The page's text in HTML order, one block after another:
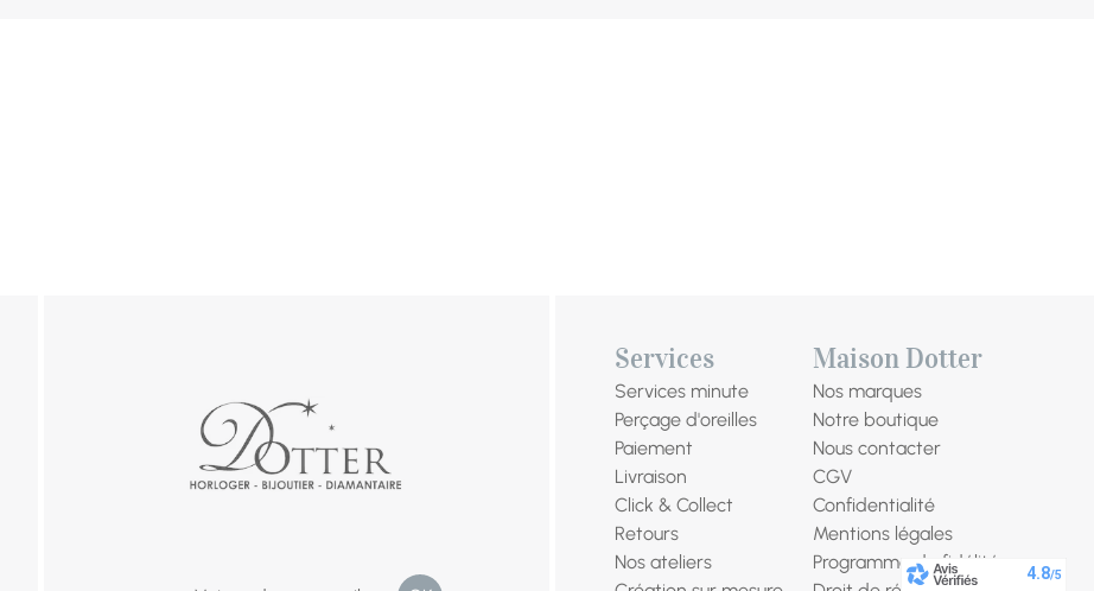
Services
Services minute
Perçage d'oreilles
Paiement
Livraison
Click & Collect
Retours
Nos ateliers
Maison Dotter
Nos marques
Notre boutique
Nous contacter
CGV
Confidentialité
Mentions légales
Programme de fidélité